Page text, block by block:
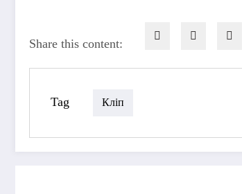
Share this content:
Tag Кліп